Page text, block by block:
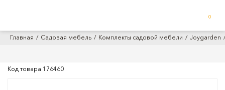
0
Главная Садовая мебель Комплекты садовой мебели Joygarden
Код товара 176460